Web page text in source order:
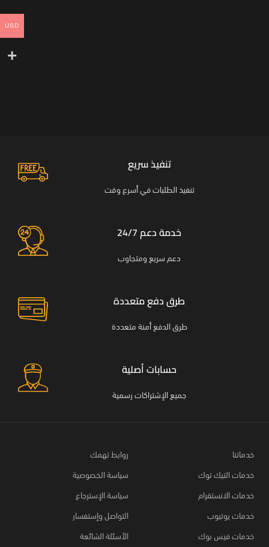
تنفيذ سريع
تنفيذ الطلبات في أسرع وقت
خدمة دعم 24/7
دعم سريع ومتجاوب
طرق دفع متعددة
طرق الدفع أمنة متعددة
حسابات أصلية
جميع الإشتراكات رسمية
خدماتنا
خدمات التيك توك
خدمات الانستقرام
خدمات يوتيوب
خدمات فيس بوك
روابط تهمك
سياسة الخصوصية
سياسة الإسترجاع
التواصل وإستفسار
الأسئلة الشائعة
USD